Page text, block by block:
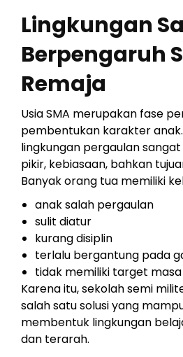
Lingkungan
Berpengaruh
Remaja
Usia SMA merupakan fase
pembentukan karakter anak.
lingkungan pergaulan
pikir, kebiasaan, bahkan
Banyak orang tua memiliki
anak salah pergaulan
sulit diatur
kurang disiplin
terlalu bergantung pada
tidak memiliki target
Karena itu, sekolah semi
salah satu solusi yang
membentuk lingkungan
dan terarah.